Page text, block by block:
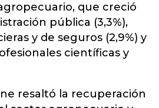
que creció
pública (3,3%),
y de seguros (2,9%) y
científicas y
resaltó la recuperación